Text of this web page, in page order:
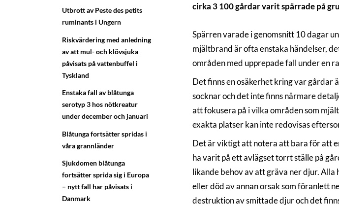
Utbrott av Peste des petits
ruminants i Ungern
Riskvärdering med anledning
av att mul- och klövsjuka
påvisats på vattenbuffel i
Tyskland
Enstaka fall av blåtunga
serotyp 3 hos nötkreatur
under december och januari
Blåtunga fortsätter spridas i
våra grannländer
Sjukdomen blåtunga
fortsätter sprida sig i Europa
– nytt fall har påvisats i
Danmark
cirka 3 100 gårdar varit spärrade på
Spärren varade i genomsnitt 10 dagar
mjältbrand är ofta enstaka händelser,
områden med upprepade fall under en
Det finns en osäkerhet kring var gårdar
socknar och det inte finns närmare
att fokusera på i vilka områden som
exakta platser kan inte redovisas
Det är viktigt att notera att bara för att
ha varit på ett avlägset torrt ställe på
likande behov av att gräva ner djur.
eller död av annan orsak som föranlett
destruktion av smittade djur och det